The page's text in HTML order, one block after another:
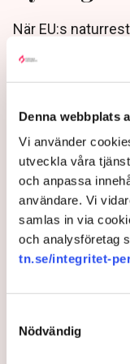
Denna webbplats
Vi använder
utveckla våra
och anpassa
användare. Vi
samlas in via
och analysföretag
tn.se/integritet-
Nödvändig
När EU:s
Sverige och
arbetet i stor
medan Finland
lagstiftningen
markanvändning.
4 months ago | Av: